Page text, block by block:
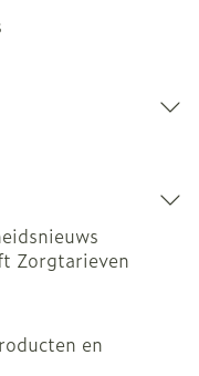
Zorgtarieven
en